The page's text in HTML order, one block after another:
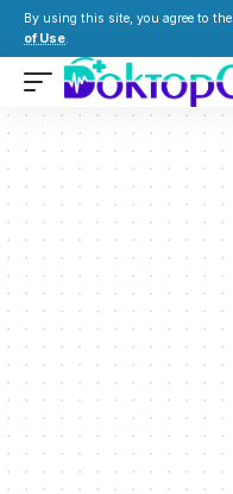
By using this site, you agree to the
of Use.